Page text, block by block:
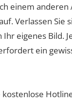
einem
Verlassen Sie
eigenes Bild.
ein
kostenlose